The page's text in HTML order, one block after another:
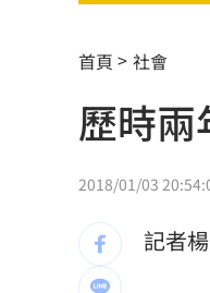
中國攻
誰在回
昔遭抹
姜厚
首頁 社會
歷時
2018/01/03
記者